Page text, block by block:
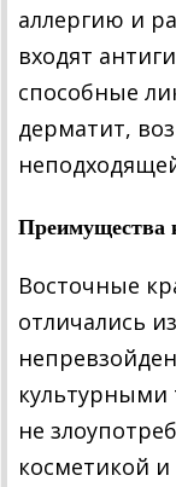
аллергию и
входят
способные
дерматит,
Преимущества
Восточные
отличались
не
косметикой и